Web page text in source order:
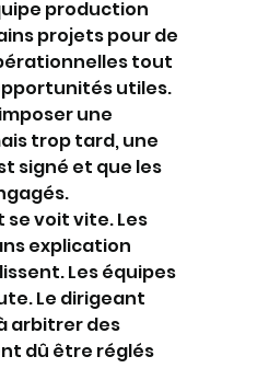
production
projets pour de
tout
utiles.
une
trop tard, une
signé et que les
voit vite. Les
explication
Les équipes
Le dirigeant
arbitrer des
dû être réglés